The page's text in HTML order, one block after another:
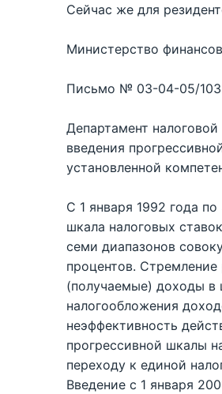
Сейчас же для
Министерство
Письмо № 03-04-05/
Департамент
введения
установленной
С 1 января 1992 года
шкала налоговых
семи диапазонов
процентов.
(получаемые) доходы в
налогообложения
неэффективность
прогрессивной шкалы
переходу к единой
Введение с 1 января